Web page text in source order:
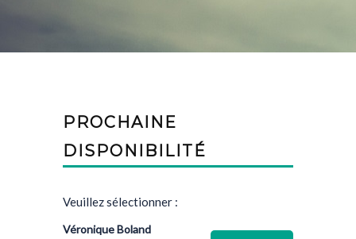
PROCHAINE
DISPONIBILITÉ
Veuillez sélectionner :
Véronique Boland